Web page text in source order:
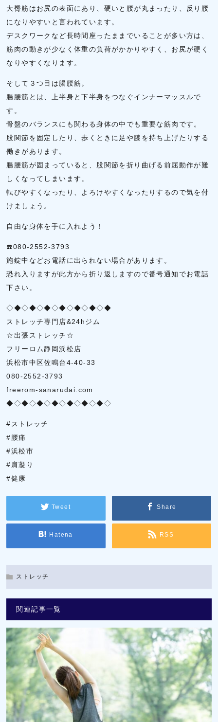
大臀筋はお尻の表面にあり、硬いと腰が丸まったり、反り腰
になりやすいと言われています。
デスクワークなど長時間座ったままでいることが多い方は、
筋肉の動きが少なく体重の負荷がかかりやすく、お尻が硬く
なりやすくなります。
そして３つ目は腸腰筋。
腸腰筋とは、上半身と下半身をつなぐインナーマッスルで
す。
骨盤のバランスにも関わる身体の中でも重要な筋肉です。
股関節を固定したり、歩くときに足や膝を持ち上げたりする
働きがあります。
腸腰筋が固まっていると、股関節を折り曲げる前屈動作が難
しくなってしまいます。
転びやすくなったり、よろけやすくなったりするので気を付
けましょう。
自由な身体を手に入れよう！
☎️080-2552-3793
施錠中などお電話に出られない場合があります。
恐れ入りますが此方から折り返しますので番号通知でお電話
下さい。
◇◆◇◆◇◆◇◆◇◆◇◆◇◆
ストレッチ専門店&24hジム
☆出張ストレッチ☆
フリーロム静岡浜松店
浜松市中区佐鳴台4-40-33
080-2552-3793
freerom-sanarudai.com
◆◇◆◇◆◇◆◇◆◇◆◇◆◇
#ストレッチ
#腰痛
#浜松市
#肩凝り
#健康
Tweet Share
Hatena RSS
ストレッチ
関連記事一覧